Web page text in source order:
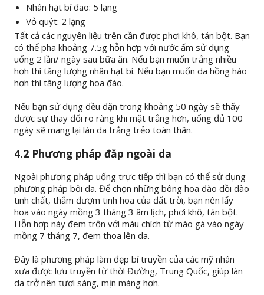
Nhân hạt bí đao: 5 lạng
Vỏ quýt: 2 lạng
Tất cả các nguyên liệu trên cần được phơi khô, tán bột. Bạn
có thể pha khoảng 7.5g hỗn hợp với nước ấm sử dụng
uống 2 lần/ ngày sau bữa ăn. Nếu bạn muốn trắng nhiều
hơn thì tăng lượng nhân hạt bí. Nếu bạn muốn da hồng hào
hơn thì tăng lượng hoa đào.
Nếu bạn sử dụng đều đặn trong khoảng 50 ngày sẽ thấy
được sự thay đổi rõ ràng khi mặt trắng hơn, uống đủ 100
ngày sẽ mang lại làn da trắng trẻo toàn thân.
4.2 Phương pháp đắp ngoài da
Ngoài phương pháp uống trực tiếp thì bạn có thể sử dụng
phương pháp bôi da. Để chọn những bông hoa đào dồi dào
tinh chất, thắm đượm tinh hoa của đất trời, bạn nên lấy
hoa vào ngày mồng 3 tháng 3 âm lịch, phơi khô, tán bột.
Hỗn hợp này đem trộn với máu chích từ mào gà vào ngày
mồng 7 tháng 7, đem thoa lên da.
Đây là phương pháp làm đẹp bí truyền của các mỹ nhân
xưa được lưu truyền từ thời Đường, Trung Quốc, giúp làn
da trở nên tươi sáng, mịn màng hơn.